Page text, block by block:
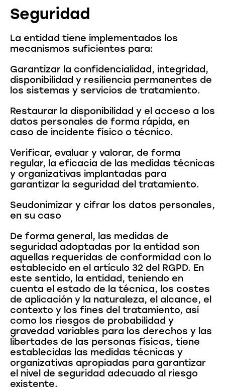
Seguridad
La entidad tiene implementados los
mecanismos suficientes para:
Garantizar la confidencialidad, integridad,
disponibilidad y resiliencia permanentes de
los sistemas y servicios de tratamiento.
Restaurar la disponibilidad y el acceso a los
datos personales de forma rápida, en
caso de incidente físico o técnico.
Verificar, evaluar y valorar, de forma
regular, la eficacia de las medidas técnicas
y organizativas implantadas para
garantizar la seguridad del tratamiento.
Seudonimizar y cifrar los datos personales,
en su caso
De forma general, las medidas de
seguridad adoptadas por la entidad son
aquellas requeridas de conformidad con lo
establecido en el artículo 32 del RGPD. En
este sentido, la entidad, teniendo en
cuenta el estado de la técnica, los costes
de aplicación y la naturaleza, el alcance, el
contexto y los fines del tratamiento, así
como los riesgos de probabilidad y
gravedad variables para los derechos y las
libertades de las personas físicas, tiene
establecidas las medidas técnicas y
organizativas apropiadas para garantizar
el nivel de seguridad adecuado al riesgo
existente.